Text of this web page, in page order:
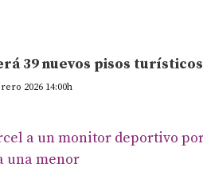
39 nuevos pisos turísticos
2026 14:00h